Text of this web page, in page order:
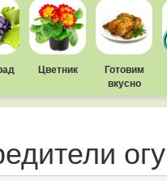
Цветник
Готовим
вкусно